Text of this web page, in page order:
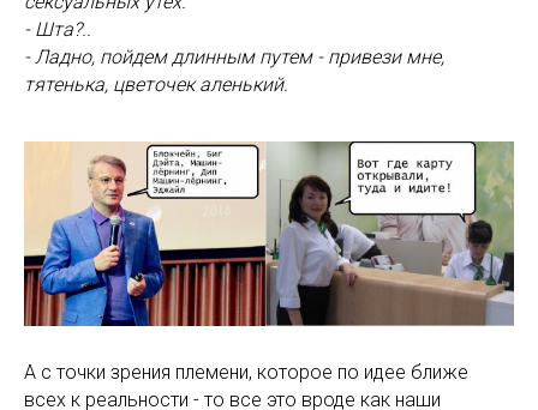
- Шта?..
- Ладно, пойдем длинным путем - привези мне,
тятенька, цветочек аленький.
А с точки зрения племени, которое по идее ближе
всех к реальности - то все это вроде как наши